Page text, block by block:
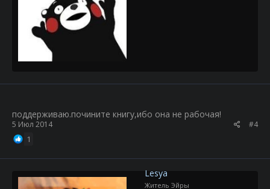
поддерживаю.почините книгу,ибо она не рабочая!
5 Июл 2014 #4
1
Lesya
Житель Эйры